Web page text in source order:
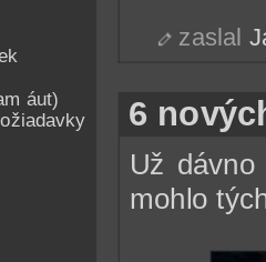
áut)
zaslal
6
Už
mohlo